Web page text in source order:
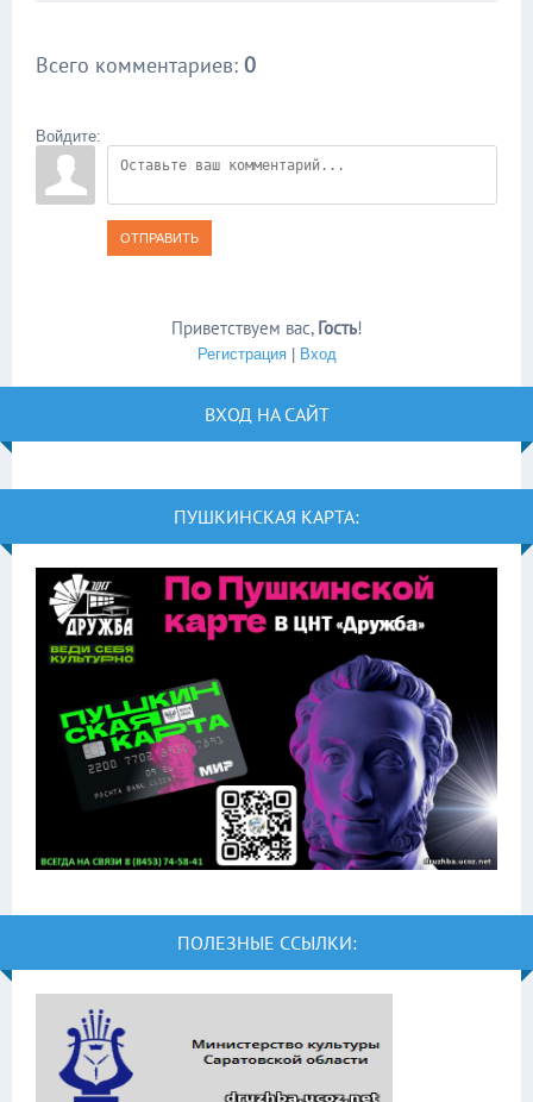
Всего комментариев: 0
Войдите:
ОТПРАВИТЬ
Приветствуем вас, Гость!
Регистрация| Вход
ВХОД НА САЙТ
ПУШКИНСКАЯ КАРТА:
ПОЛЕЗНЫЕ ССЫЛКИ: